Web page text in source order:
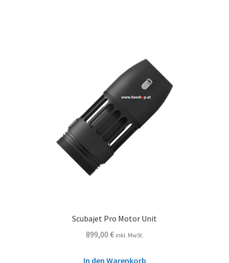
Scubajet Pro Motor Unit
899,00 € inkl. MwSt.
In den Warenkorb